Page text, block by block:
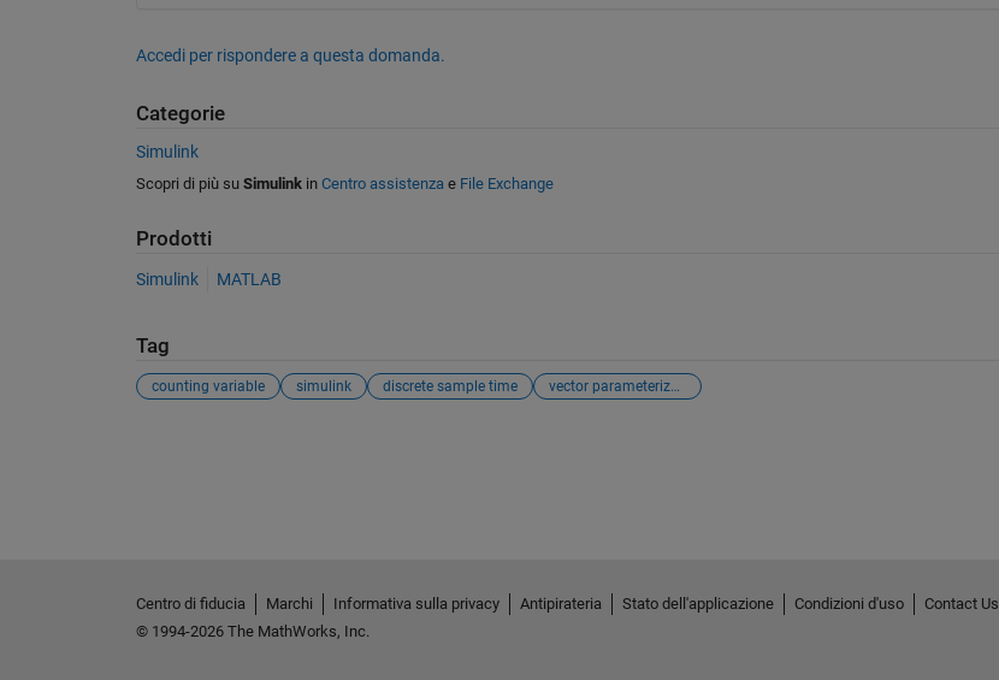
Accedi per rispondere a questa domanda.
Categorie
Simulink
Scopri di più su Simulinkin Centro assistenzae File Exchange
Prodotti
Simulink MATLAB
Tag
counting variable simulink discrete sample time vector parameterization
Centro di fiducia Marchi Informativa sulla privacy Antipirateria Stato dell'applicazione Condizioni d'uso
Contact Us
© 1994-2026 The MathWorks, Inc.